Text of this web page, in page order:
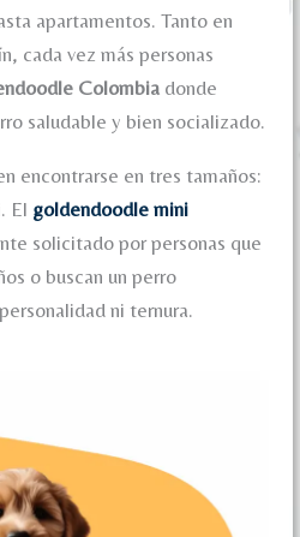
apartamentos. Tanto en
cada vez más personas
Colombia donde
saludable y bien socializado.
encontrarse en tres tamaños:
El goldendoodle mini
solicitado por personas que
o buscan un perro
ni ternura.